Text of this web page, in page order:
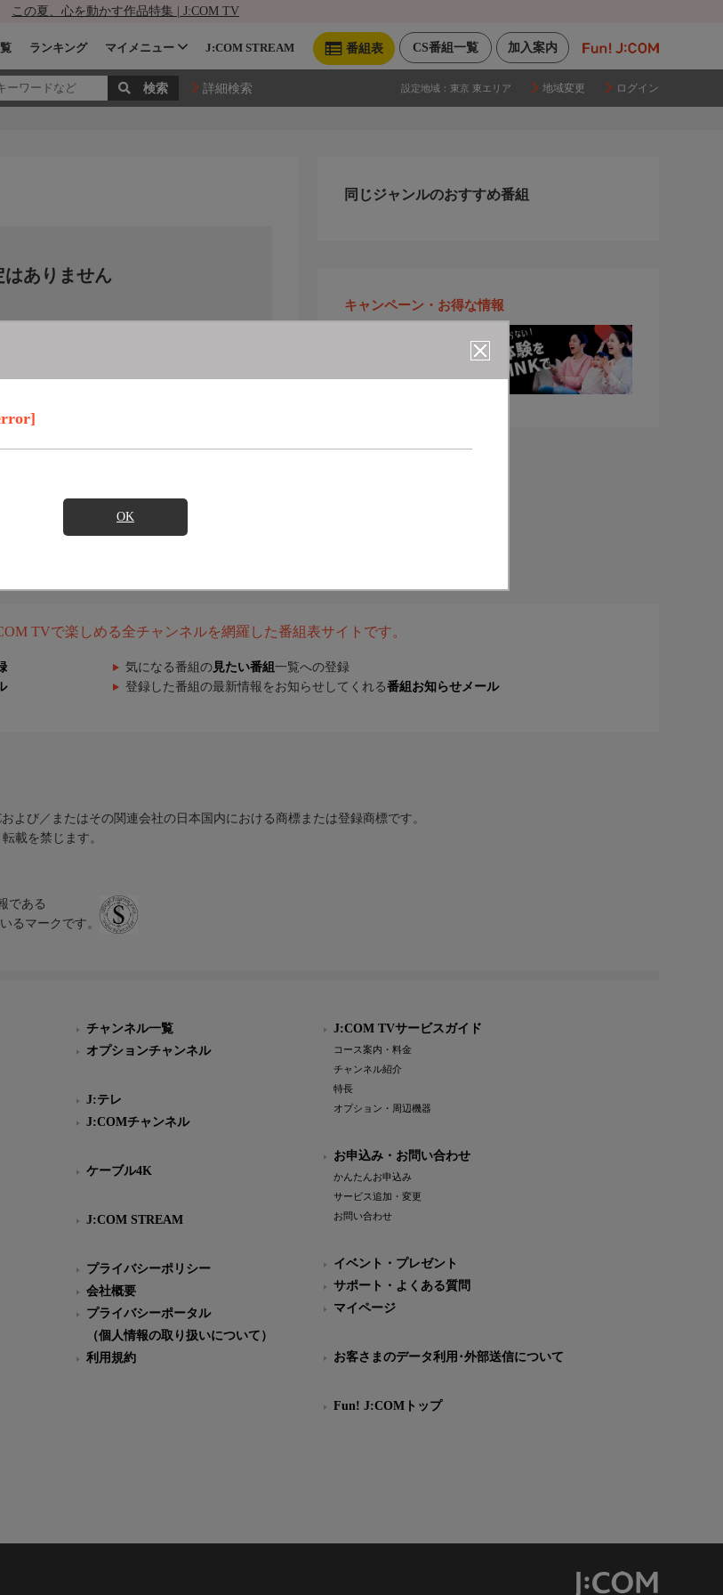
この夏、心を動かす作品特集 | J:COM TV
加入案内
CS番組一覧
番組表
ランキング マイメニュー J:COM STREAM
詳細検索 設定地域： 東京 東エリア 地域変更 ログイン
OK
ありません
同じジャンルのおすすめ番組
キャンペーン・お得な情報
TVで楽しめる全チャンネルを網羅した番組表サイトです。
気になる番組の 見たい番組 一覧への登録
登録した番組の最新情報をお知らせしてくれる番組お知らせメール
よび／またはその関連会社の日本国内における商標または登録商標です。
載を禁じます。
である
るマークです。
チャンネル一覧
オプションチャンネル
J:テレ
J:COMチャンネル
ケーブル4K
J:COM STREAM
プライバシーポリシー
会社概要
プライバシーポータル
（個人情報の取り扱いについて）
利用規約
J:COM TVサービスガイド
コース案内・料金
チャンネル紹介
特長
オプション・周辺機器
お申込み・お問い合わせ
かんたんお申込み
サービス追加・変更
お問い合わせ
イベント・プレゼント
サポート・よくある質問
マイページ
お客さまのデータ利用･外部送信について
Fun! J:COMトップ